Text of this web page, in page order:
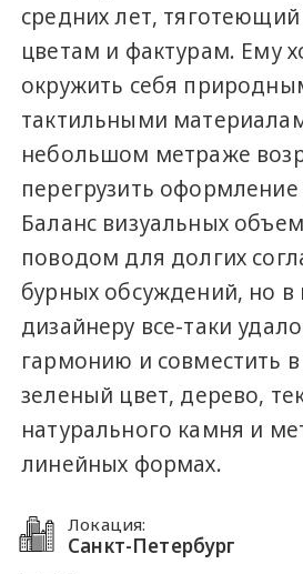
средних лет,
цветам и фактурам. Ему
окружить себя
тактильными
небольшом метраже
перегрузить
Баланс визуальных
поводом для долгих
бурных обсуждений, но в
дизайнеру все-таки
гармонию и совместить
зеленый цвет, дерево,
натурального камня и
линейных формах.
Локация:
Санкт-Петербург